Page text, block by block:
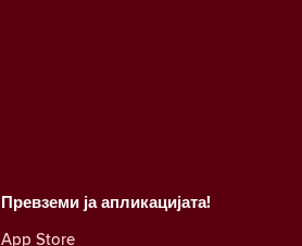
Превземи ја апликацијата!
App Store